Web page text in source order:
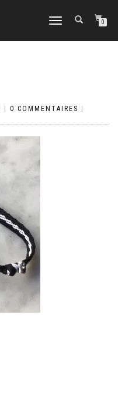
DÉPLIER
NAVIGATION
0
0 COMMENTAIRES